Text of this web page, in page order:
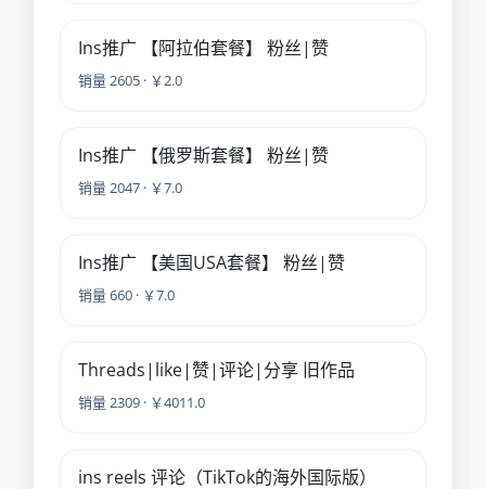
Ins推广 【阿拉伯套餐】 粉丝|赞
销量 2605 · ￥2.0
Ins推广 【俄罗斯套餐】 粉丝|赞
销量 2047 · ￥7.0
Ins推广 【美国USA套餐】 粉丝|赞
销量 660 · ￥7.0
Threads|like|赞|评论|分享 旧作品
销量 2309 · ￥4011.0
ins reels 评论（TikTok的海外国际版）